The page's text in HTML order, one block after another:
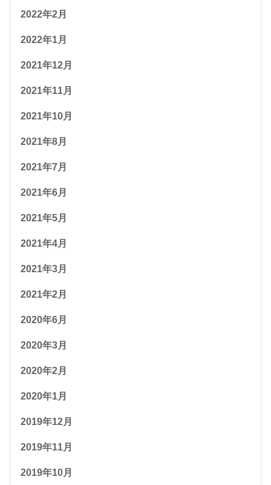
2022年2月
2022年1月
2021年12月
2021年11月
2021年10月
2021年8月
2021年7月
2021年6月
2021年5月
2021年4月
2021年3月
2021年2月
2020年6月
2020年3月
2020年2月
2020年1月
2019年12月
2019年11月
2019年10月